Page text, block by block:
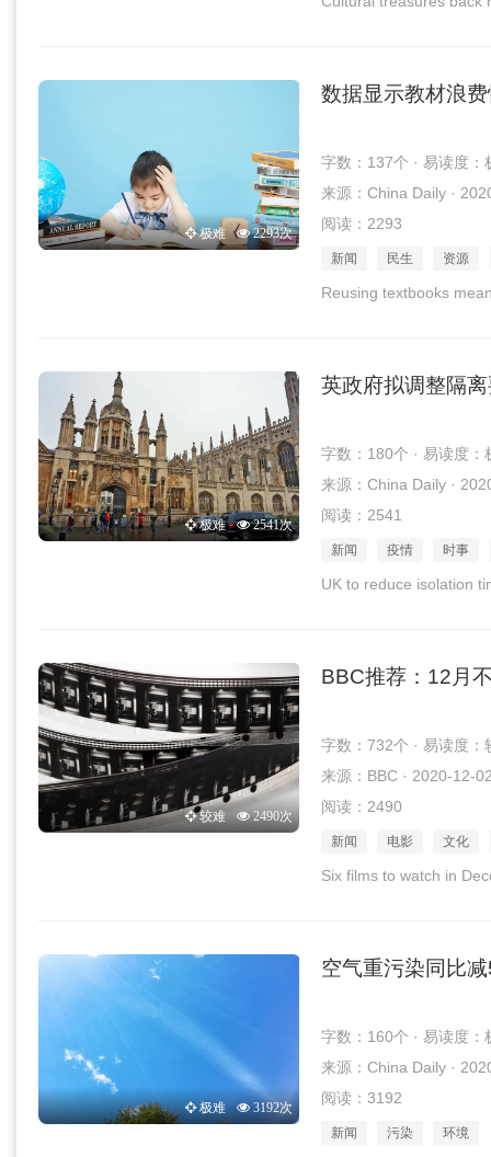
极难 2293次
数据显示教材浪
字数：137个 · 易读度：
来源：China Daily ·
阅读：2293
新闻 民生 资源
Reusing textbooks
极难 2541次
英政府拟调整隔
字数：180个 · 易读度：
来源：China Daily ·
阅读：2541
新闻 疫情 时事
UK to reduce isolation
较难 2490次
BBC推荐：12月
字数：732个 · 易读度：
来源：BBC · 2020-12-
阅读：2490
新闻 电影 文化
Six films to watch in
极难 3192次
空气重污染同比
字数：160个 · 易读度：
来源：China Daily ·
阅读：3192
新闻 污染 环境